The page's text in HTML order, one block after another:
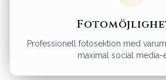
Professionell fotosektion med
maximal social media-